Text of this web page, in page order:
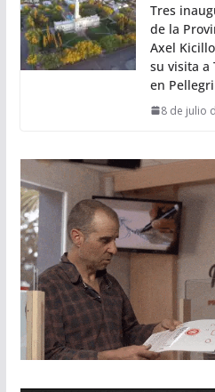
Tres
de la
Axel
su visita a
en
8 de julio